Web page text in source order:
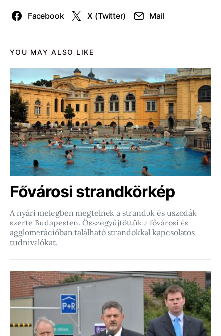
Facebook X (Twitter) Mail
YOU MAY ALSO LIKE
Fővárosi strandkörkép
A nyári melegben megtelnek a strandok és uszodák
szerte Budapesten. Összegyűjtöttük a fővárosi és
agglomerációban található strandokkal kapcsolatos
tudnivalókat.